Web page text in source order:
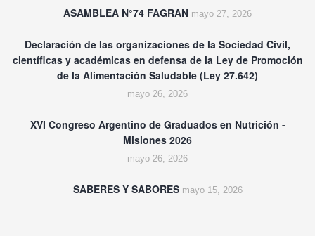
ASAMBLEA N°74 FAGRAN mayo 27, 2026
Declaración de las organizaciones de la Sociedad Civil,
científicas y académicas en defensa de la Ley de Promoción
de la Alimentación Saludable (Ley 27.642)
mayo 26, 2026
XVI Congreso Argentino de Graduados en Nutrición -
Misiones 2026
mayo 26, 2026
SABERES Y SABORES mayo 15, 2026